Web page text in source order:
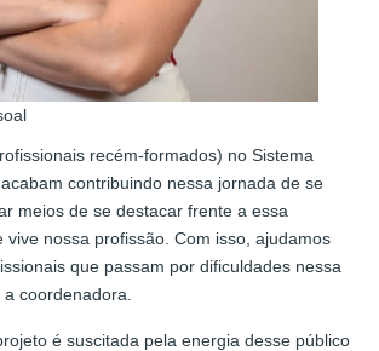
recém-formados) no Sistema
contribuindo nessa jornada de se
meios de se destacar frente a essa
vive nossa profissão. Com isso, ajudamos
que passam por dificuldades nessa
coordenadora.
é suscitada pela energia desse público